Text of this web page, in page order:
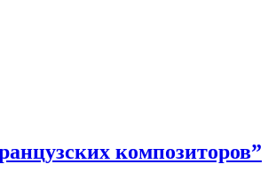
композиторов”